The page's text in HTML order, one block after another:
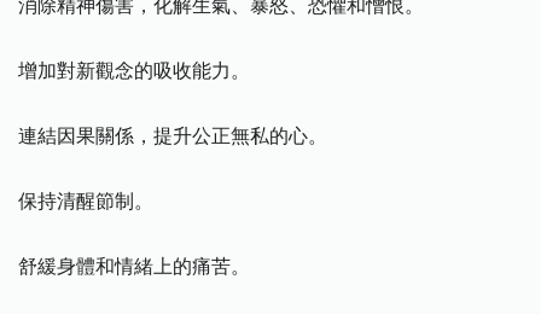
消除精神傷害，化解生氣、暴怒、恐懼和憎恨。
增加對新觀念的吸收能力。
連結因果關係，提升公正無私的心。
保持清醒節制。
舒緩身體和情緒上的痛苦。